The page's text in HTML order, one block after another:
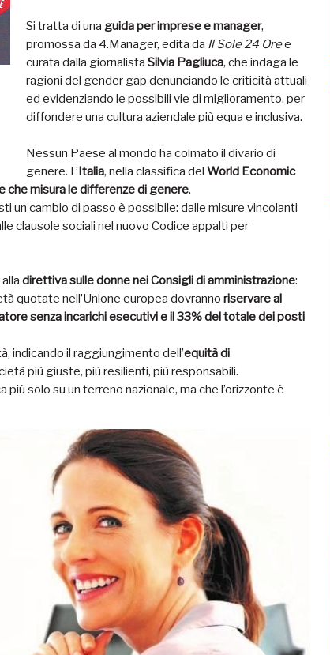
Si tratta di una guida per imprese e manager,
promossa da 4.Manager, edita da Il Sole 24 Oree
curata dalla giornalista Silvia Pagliuca, che indaga le
ragioni del gender gap denunciando le criticità attuali
ed evidenziando le possibili vie di miglioramento, per
diffondere una cultura aziendale più equa e inclusiva.
Nessun Paese al mondo ha colmato il divario di
genere. L’Italia, nella classifica del World Economic
che misura le differenze di genere.
un cambio di passo è possibile: dalle misure vincolanti
clausole sociali nel nuovo Codice appalti per
direttiva sulle donne nei Consigli di amministrazione:
quotate nell’Unione europea dovranno riservare al
senza incarichi esecutivi e il 33% del totale dei posti
indicando il raggiungimento dell’equità di
più giuste, più resilienti, più responsabili.
solo su un terreno nazionale, ma che l’orizzonte è